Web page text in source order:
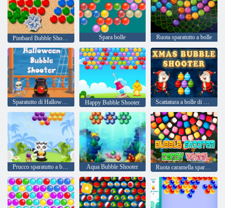
Spara bolle Ruota sparatutto a bolle
Sparatutto di Halloween Bubble Happy Bubble Shooter Scattatura a bolle di Natale
Prucco sparatutto a bolle Aqua Bubble Shooter Ruota caramella sparatutto a bolle